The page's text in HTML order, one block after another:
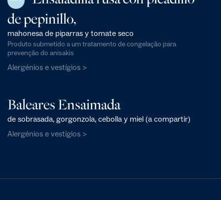
de pepinillo,
mahonesa de piparras y tomate seco
Produto submetido a um tratamento de congelação para
prevenção do anisakis
Alergénios e vestígios >
Baleares Ensaimada
de sobrasada, gorgonzola, cebolla y miel (a compartir)
Alergénios e vestígios >